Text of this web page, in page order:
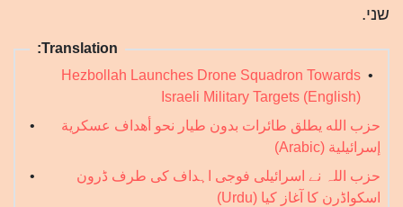
שני.
Translation:
•
Hezbollah Launches Drone Squadron Towards
Israeli Military Targets (English)
•
حزب الله يطلق طائرات بدون طيار نحو أهداف عسكرية
إسرائيلية (Arabic)
•
حزب اللہ نے اسرائیلی فوجی اہداف کی طرف ڈرون
اسکواڈرن کا آغاز کیا (Urdu)